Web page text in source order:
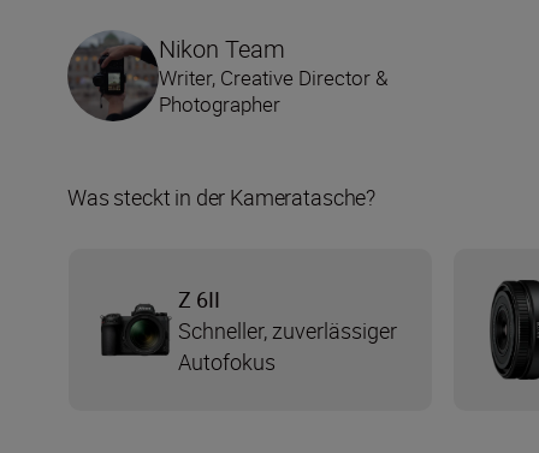
Nikon Team
Writer, Creative Director &
Photographer
Was steckt in der Kameratasche?
Z 6II
Schneller, zuverlässiger
Autofokus